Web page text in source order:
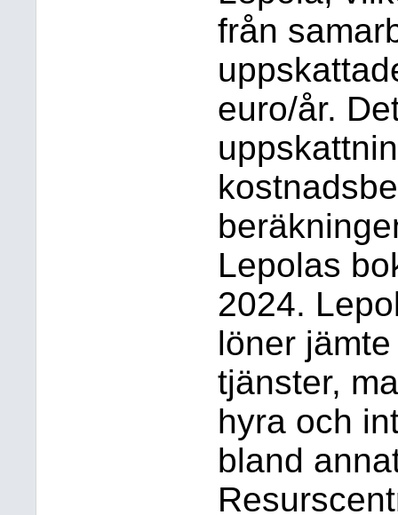
från
euro/år.
Lepolas
2024.
löner
tjänster,
hyra och
bland